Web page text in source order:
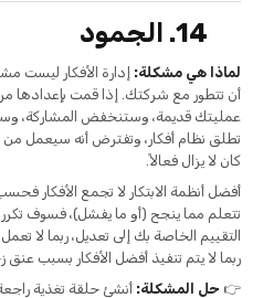
14. الجمود
لماذا هي مشكلة: إدارة الأفكار ليست
أن تتطور مع شركتك. إذا قمت بإعدادها
عمليتك قديمة، وستنخفض المشاركة،
تطلق نظام أفكار، وتفترض أنه سيعمل من
كان لا يزال فعالاً.
أفضل أنظمة الابتكار لا تجمع الأفكار
تتعلم مما ينجح (أو ما يفشل)، فسوف تكرر
التقييم الخاصة بك إلى تعديل، ربما لا
ربما لا يتم تنفيذ أفضل الأفكار بسبب عنق
👉 حل المشكلة: أنشئ حلقة تغذية